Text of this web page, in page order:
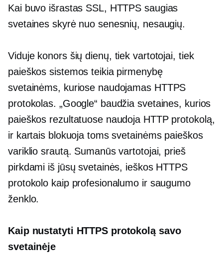
Kai buvo išrastas SSL, HTTPS saugias
svetaines skyrė nuo senesnių, nesaugių.
Viduje konors šių dienų, tiek vartotojai, tiek
paieškos sistemos teikia pirmenybę
svetainėms, kuriose naudojamas HTTPS
protokolas. „Google“ baudžia svetaines, kurios
paieškos rezultatuose naudoja HTTP protokolą,
ir kartais blokuoja toms svetainėms paieškos
variklio srautą. Sumanūs vartotojai, prieš
pirkdami iš jūsų svetainės, ieškos HTTPS
protokolo kaip profesionalumo ir saugumo
ženklo.
Kaip nustatyti HTTPS protokolą savo
svetainėje